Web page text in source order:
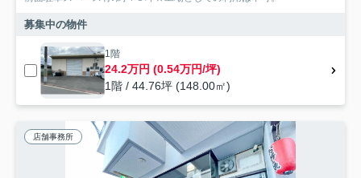
募集中の物件
1階
24.2万円 (0.54万円/坪)
1階 / 44.76坪 (148.00㎡)
店舗事務所